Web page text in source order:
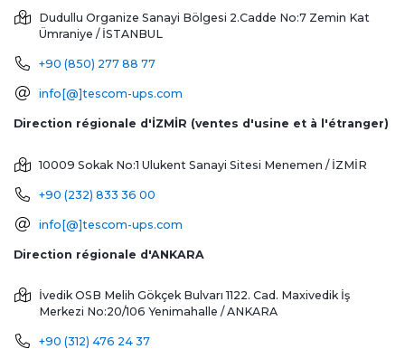
Dudullu Organize Sanayi Bölgesi 2.Cadde No:7 Zemin Kat
Ümraniye / İSTANBUL
+90 (850) 277 88 77
info[@]tescom-ups.com
Direction régionale d'İZMİR (ventes d'usine et à l'étranger)
10009 Sokak No:1 Ulukent Sanayi Sitesi Menemen / İZMİR
+90 (232) 833 36 00
info[@]tescom-ups.com
Direction régionale d'ANKARA
İvedik OSB Melih Gökçek Bulvarı 1122. Cad. Maxivedik İş
Merkezi No:20/106 Yenimahalle / ANKARA
+90 (312) 476 24 37